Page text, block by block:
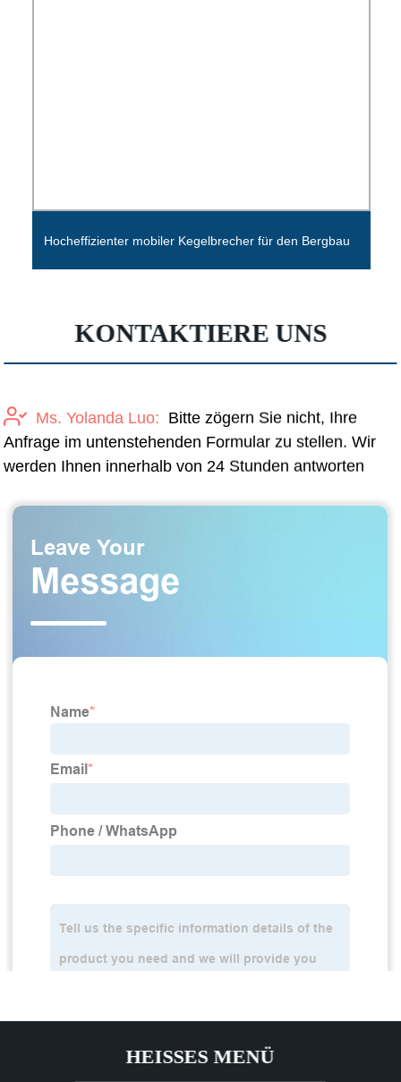
Hocheffizienter mobiler Kegelbrecher für den Bergbau
KONTAKTIERE UNS
Ms. Yolanda Luo: Bitte zögern Sie nicht, Ihre
Anfrage im untenstehenden Formular zu stellen. Wir
werden Ihnen innerhalb von 24 Stunden antworten
HEISSES MENÜ